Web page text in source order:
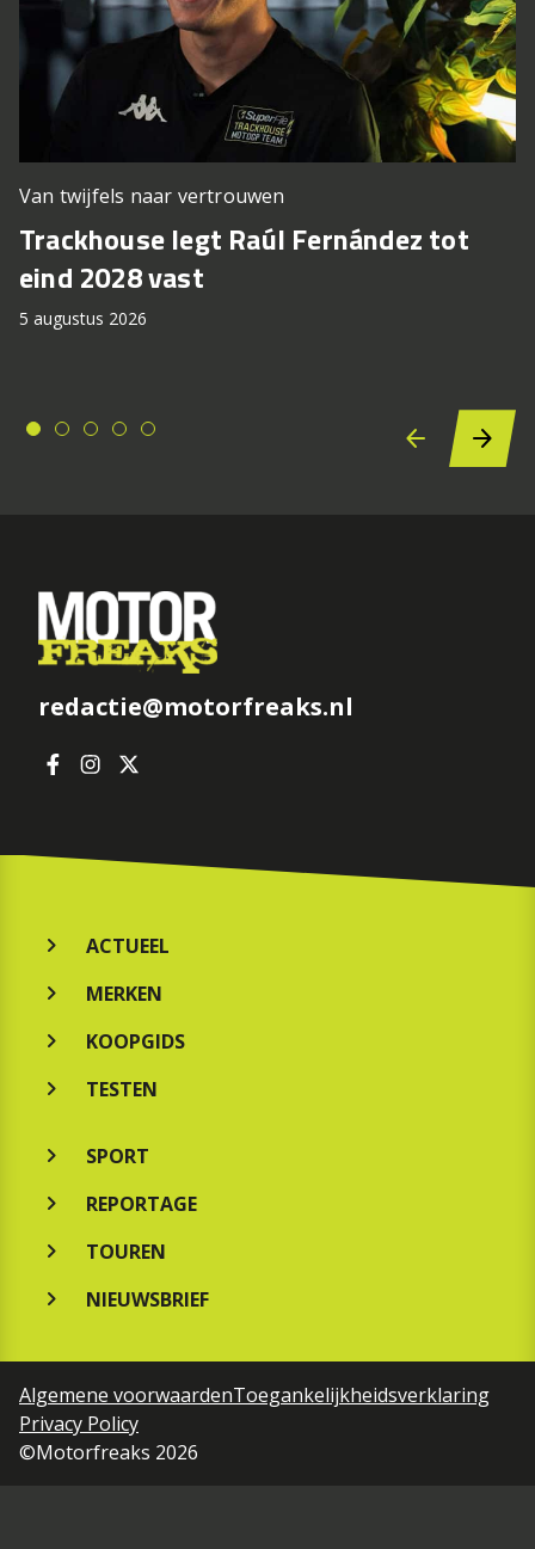
Van twijfels naar vertrouwen
Trackhouse legt Raúl Fernández tot
eind 2028 vast
5 augustus 2026
redactie@motorfreaks.nl
ACTUEEL
MERKEN
KOOPGIDS
TESTEN
SPORT
REPORTAGE
TOUREN
NIEUWSBRIEF
Algemene voorwaardenToegankelijkheidsverklaring
Privacy Policy
©Motorfreaks 2026